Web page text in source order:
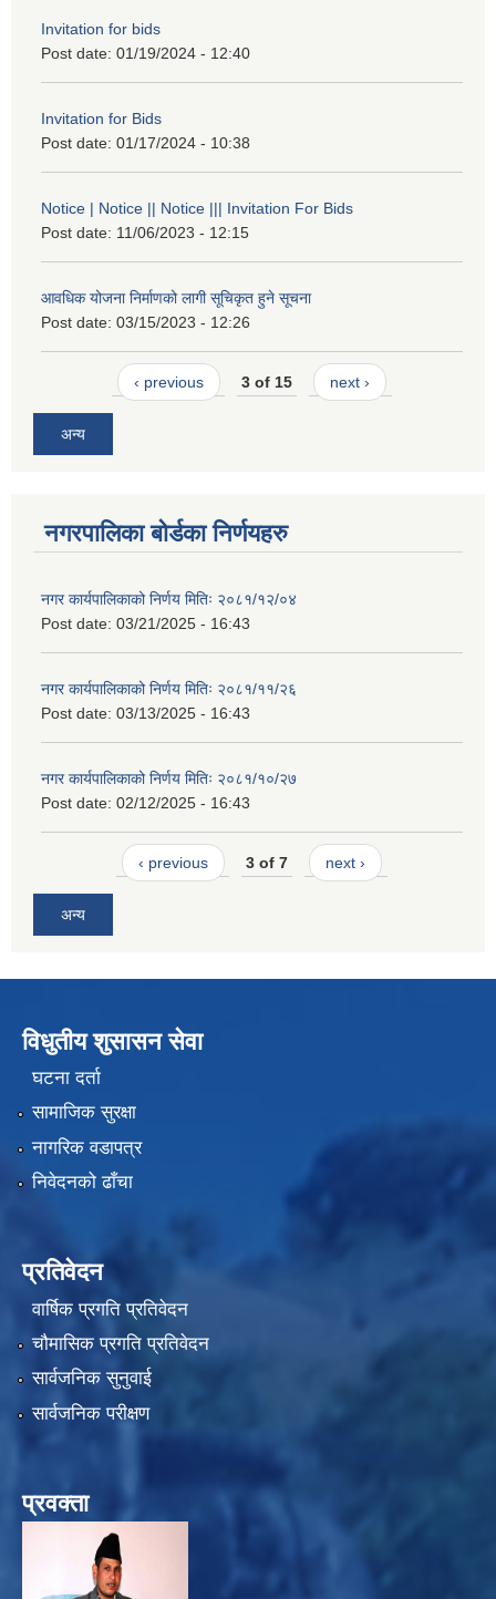
Invitation for bids
Post date: 01/19/2024 - 12:40
Invitation for Bids
Post date: 01/17/2024 - 10:38
Notice | Notice || Notice ||| Invitation For Bids
Post date: 11/06/2023 - 12:15
आवधिक योजना निर्माणको लागी सूचिकृत हुने सूचना
Post date: 03/15/2023 - 12:26
‹ previous 3 of 15 next ›
अन्य
नगरपालिका बोर्डका निर्णयहरु
नगर कार्यपालिकाको निर्णय मितिः २०८१/१२/०४
Post date: 03/21/2025 - 16:43
नगर कार्यपालिकाको निर्णय मितिः २०८१/११/२६
Post date: 03/13/2025 - 16:43
नगर कार्यपालिकाको निर्णय मितिः २०८१/१०/२७
Post date: 02/12/2025 - 16:43
‹ previous 3 of 7 next ›
अन्य
विधुतीय शुसासन सेवा
घटना दर्ता
सामाजिक सुरक्षा
नागरिक वडापत्र
निवेदनको ढाँचा
प्रतिवेदन
वार्षिक प्रगति प्रतिवेदन
चौमासिक प्रगति प्रतिवेदन
सार्वजनिक सुनुवाई
सार्वजनिक परीक्षण
प्रवक्ता